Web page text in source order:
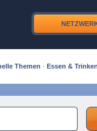
Themen · Essen &